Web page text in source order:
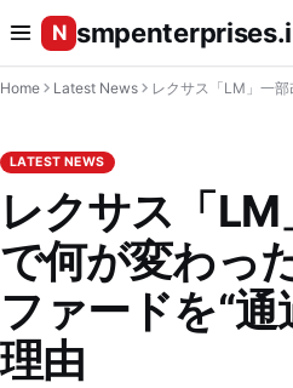
N
Home Latest News
LATEST NEWS
レクサス「LM
で何が変わっ
ファードを“通
理由